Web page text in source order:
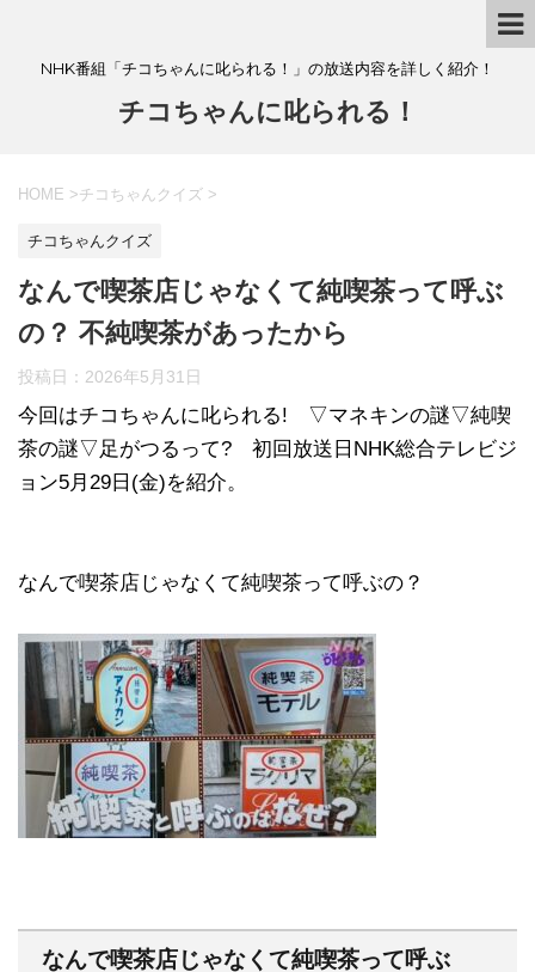
NHK番組「チコちゃんに叱られる！」の放送内容を詳しく紹介！
チコちゃんに叱られる！
HOME >チコちゃんクイズ >
チコちゃんクイズ
なんで喫茶店じゃなくて純喫茶って呼ぶ
の？ 不純喫茶があったから
投稿日： 2026年5月31日
今回はチコちゃんに叱られる! ▽マネキンの謎▽純喫
茶の謎▽足がつるって? 初回放送日NHK総合テレビジ
ョン5月29日(金)を紹介。
なんで喫茶店じゃなくて純喫茶って呼ぶの？
なんで喫茶店じゃなくて純喫茶って呼ぶ